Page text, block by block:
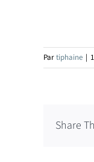
Partiphaine |
Share